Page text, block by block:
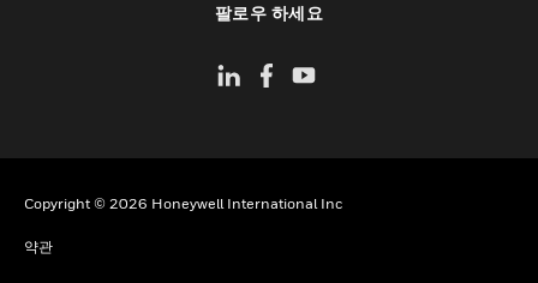
팔로우 하세요
Copyright © 2026 Honeywell International Inc
약관